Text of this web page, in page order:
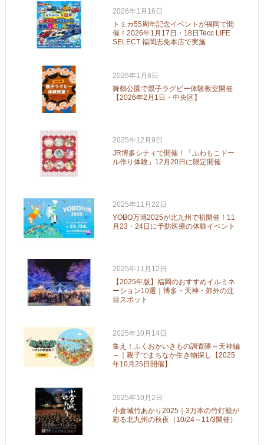
2026年1月16日
トミカ55周年記念イベントが福岡で開
催！2026年1月17日・18日Tecc LIFE
SELECT 福岡志免本店で実施
2026年1月8日
舞鶴公園で親子ラグビー体験教室開催
【2026年2月1日・中央区】
2025年12月9日
JR博多シティで開催！「ふわもこドー
ル作り体験」12月20日に限定開催
2025年11月22日
YOBO万博2025が北九州で初開催！11
月23・24日に予防医療の体験イベント
2025年11月12日
【2025年版】福岡のおすすめイルミネ
ーション10選｜博多・天神・郊外の注
目スポット
2025年10月14日
集え！ふくおかいきもの調査隊～天神編
～｜親子でまちなか生き物探し【2025
年10月25日開催】
2025年10月2日
小倉城竹あかり2025｜3万本の竹灯籠が
彩る北九州の秋夜（10/24～11/3開催）